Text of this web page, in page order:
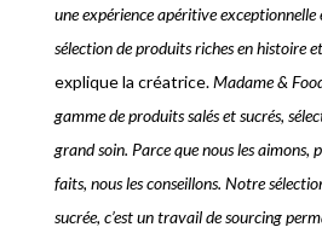
une expérience apéritive
sélection de produits riches en histoire
explique la créatrice.Madame &
gamme de produits salés et sucrés,
grand soin. Parce que nous les aimons,
faits, nous les conseillons. Notre
sucrée, c’est un travail de sourcing